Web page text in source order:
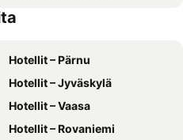
Hotellit – Malta
Hotellit – Pärnu
Hotellit – Jyväskylä
Hotellit – Vaasa
Hotellit – Rovaniemi